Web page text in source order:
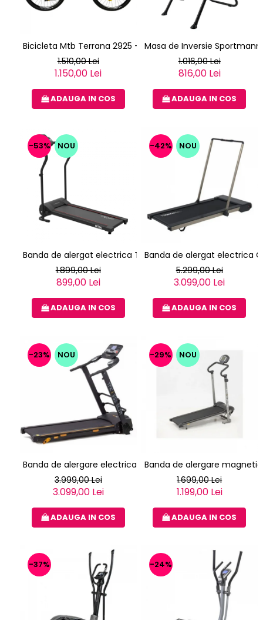
Bicicleta Mtb Terrana 2925 - 29 Inch, L, Verde
1.510,00 Lei
1.150,00 Lei
ADAUGA IN COS
Masa de Inversie Sportmann
1.016,00 Lei
816,00 Lei
ADAUGA IN COS
-53% NOU
Banda de alergat electrica TechFit MT80
1.899,00 Lei
899,00 Lei
ADAUGA IN COS
-42% NOU
Banda de alergat electrica
5.299,00 Lei
3.099,00 Lei
ADAUGA IN COS
-23% NOU
Banda de alergare electrica EVERFIT TFK 355 SLIM
3.999,00 Lei
3.099,00 Lei
ADAUGA IN COS
-29% NOU
Banda de alergare magnetica
1.699,00 Lei
1.199,00 Lei
ADAUGA IN COS
-37% -24%